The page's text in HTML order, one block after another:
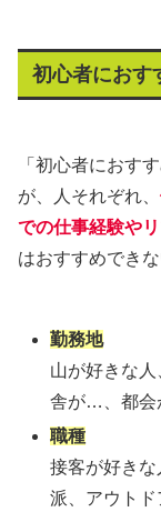
初心者におす
「初心者におす
が、人それぞれ、
での仕事経験や
はおすすめでき
勤務地
山が好きな
舎が…、都
職種
接客が好き
派、アウト